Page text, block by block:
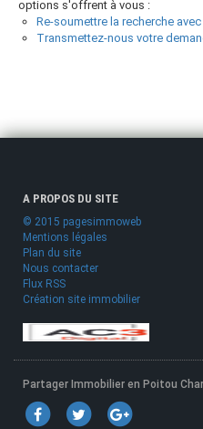
options s'offrent à vous :
Re-soumettre la recherche
Transmettez-nous votre
A PROPOS DU SITE
© 2015 pagesimmoweb
Mentions légales
Plan du site
Nous contacter
Flux RSS
Création site immobilier
Partager Immobilier en Poitou